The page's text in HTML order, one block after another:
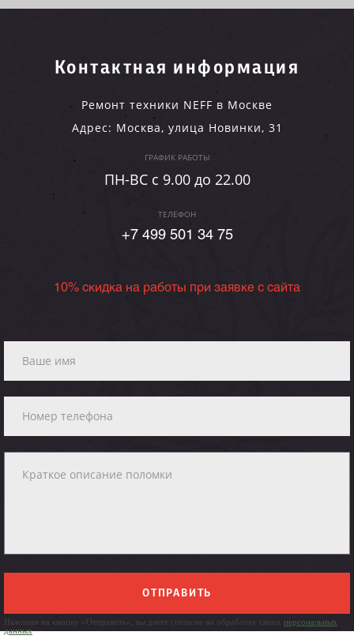
Контактная информация
Ремонт техники NEFF в Москве
Адрес: Москва, улица Новинки, 31
ГРАФИК РАБОТЫ
ПН-ВC c 9.00 до 22.00
ТЕЛЕФОН
+7 499 501 34 75
10% скидка на работы при заявке с сайта
ОТПРАВИТЬ
Нажимая на кнопку «Отправить», вы даете согласие на обработку своих персональных
данных